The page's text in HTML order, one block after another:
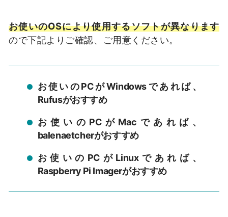
お使いのOSにより使用するソフトが異なります
ので下記よりご確認、ご用意ください。
お使いのPCがWindowsであれば、
Rufusがおすすめ
お使いのPCがMacであれば、
balenaetcherがおすすめ
お使いのPCがLinuxであれば、
Raspberry Pi Imagerがおすすめ